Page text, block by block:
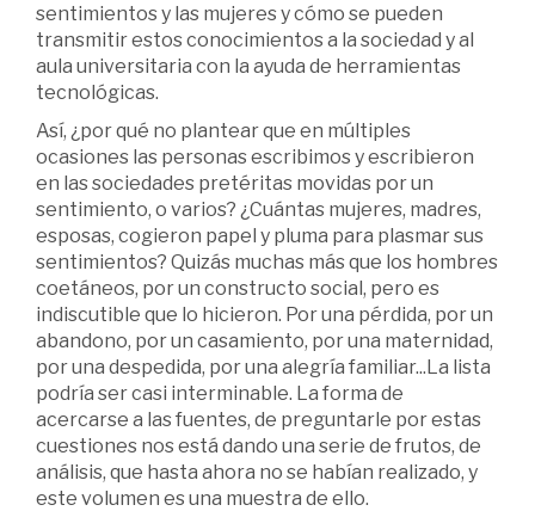
sentimientos y las mujeres y cómo se pueden
transmitir estos conocimientos a la sociedad y al
aula universitaria con la ayuda de herramientas
tecnológicas.
Así, ¿por qué no plantear que en múltiples
ocasiones las personas escribimos y escribieron
en las sociedades pretéritas movidas por un
sentimiento, o varios? ¿Cuántas mujeres, madres,
esposas, cogieron papel y pluma para plasmar sus
sentimientos? Quizás muchas más que los hombres
coetáneos, por un constructo social, pero es
indiscutible que lo hicieron. Por una pérdida, por un
abandono, por un casamiento, por una maternidad,
por una despedida, por una alegría familiar...La lista
podría ser casi interminable. La forma de
acercarse a las fuentes, de preguntarle por estas
cuestiones nos está dando una serie de frutos, de
análisis, que hasta ahora no se habían realizado, y
este volumen es una muestra de ello.